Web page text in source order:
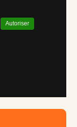
Autoriser